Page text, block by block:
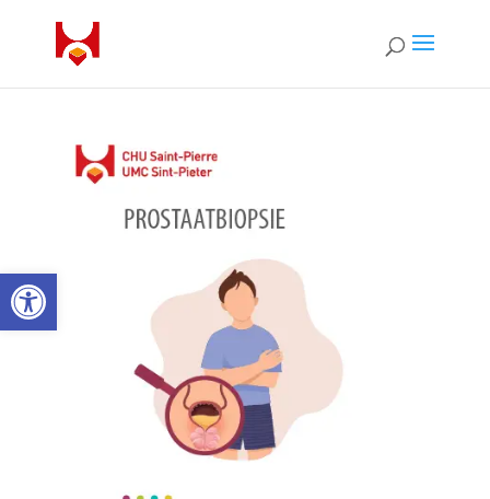
Open toolbar